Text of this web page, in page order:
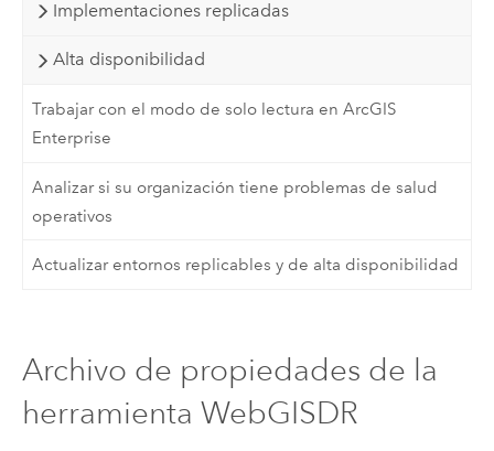
Implementaciones replicadas
Alta disponibilidad
Trabajar con el modo de solo lectura en ArcGIS
Enterprise
Analizar si su organización tiene problemas de salud
operativos
Actualizar entornos replicables y de alta disponibilidad
Archivo de propiedades de la
herramienta WebGISDR